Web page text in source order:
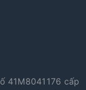
41M8041176 cấp